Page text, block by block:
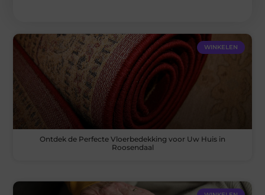
WINKELEN
Ontdek de Perfecte Vloerbedekking voor Uw Huis in
Roosendaal